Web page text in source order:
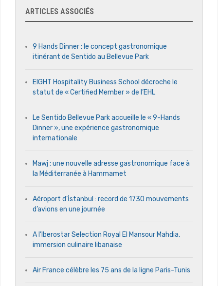
ARTICLES ASSOCIÉS
9 Hands Dinner : le concept gastronomique
itinérant de Sentido au Bellevue Park
EIGHT Hospitality Business School décroche le
statut de « Certified Member » de l’EHL
Le Sentido Bellevue Park accueille le « 9-Hands
Dinner », une expérience gastronomique
internationale
Mawj : une nouvelle adresse gastronomique face à
la Méditerranée à Hammamet
Aéroport d’İstanbul : record de 1730 mouvements
d’avions en une journée
A l’Iberostar Selection Royal El Mansour Mahdia,
immersion culinaire libanaise
Air France célèbre les 75 ans de la ligne Paris-Tunis